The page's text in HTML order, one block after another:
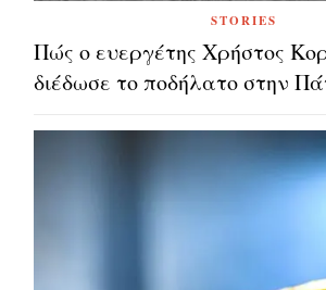
STORIES
Πώς ο ευεργέτης Χρήστος
διέδωσε το ποδήλατο στην